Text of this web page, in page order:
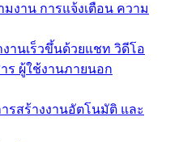
งาน การแจ้งเตือน ความ
งานเร็วขึ้นด้วยแชท วิดีโอ
ร ผู้ใช้งานภายนอก
รสร้างงานอัตโนมัติ และ